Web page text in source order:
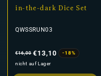
in-the-dark Dice Set
QWSSRUN03
Preis
€16,00 €13,10
-18%
nicht auf Lager